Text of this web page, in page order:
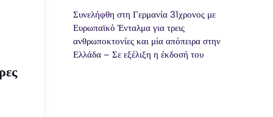
Συνελήφθη στη Γερμανία 31χρονος με
Ευρωπαϊκό Ένταλμα για τρεις
ανθρωποκτονίες και μία απόπειρα στην
Ελλάδα – Σε εξέλιξη η έκδοσή του